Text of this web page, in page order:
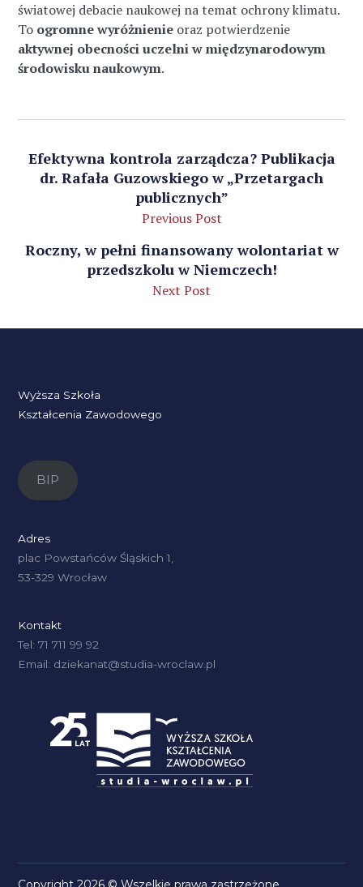
światowej debacie naukowej na temat ochrony klimatu.
To ogromne wyróżnienie oraz potwierdzenie
aktywnej obecności uczelni w międzynarodowym
środowisku naukowym.
Efektywna kontrola zarządcza? Publikacja
dr. Rafała Guzowskiego w „Przetargach
publicznych”
Previous Post
Roczny, w pełni finansowany wolontariat w
przedszkolu w Niemczech!
Next Post
Wyższa Szkoła
Kształcenia Zawodowego
BIP
Adres
plac Powstańców Śląskich 1,
53-329 Wrocław
Kontakt
Tel: 71 711 99 92
Email: dziekanat@studia-wroclaw.pl